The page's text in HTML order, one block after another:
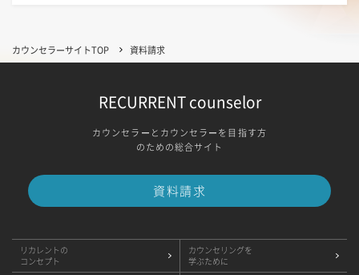
カウンセラーサイトTOP 資料請求
RECURRENT counselor
カウンセラーとカウンセラーを目指す方
のための総合サイト
資料請求
リカレントの
コンセプト
カウンセリングを
学ぶために